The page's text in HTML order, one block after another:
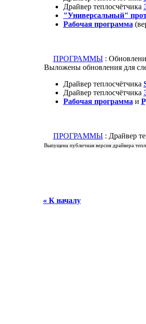
Драйвер теплосчётчика
"Универсальный"
Рабочая программа
ПРОГРАММЫ:
Выложены обновления для
Драйвер теплосчётчика
Драйвер теплосчётчика
Рабочая программа и
ПРОГРАММЫ: Драйвер
Выпущена публичная версия драйвера
« К началу